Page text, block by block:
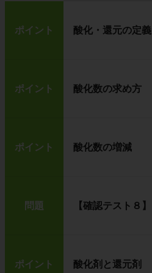
ポイント 酸化・還元の定義
ポイント 酸化数の求め方
ポイント 酸化数の増減
問題 【確認テスト８】
ポイント 酸化剤と還元剤